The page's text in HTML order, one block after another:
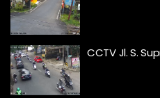
CCTV Jl. S.